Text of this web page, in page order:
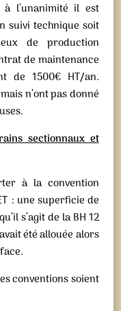
l’unanimité il est
suivi technique soit
de production
de maintenance
de 1500€ HT/an.
n’ont pas donné
sectionnaux et
à la convention
: une superficie de
s’agit de la BH 12
été allouée alors
conventions soient